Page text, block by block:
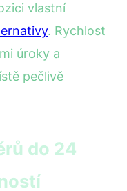
vlastní
. Rychlost
úroky a
pečlivě
do 24